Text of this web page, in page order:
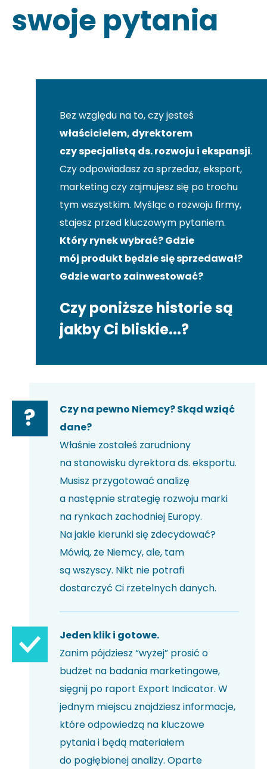
swoje pytania
Bez względu na to, czy jesteś
właścicielem, dyrektorem
czy specjalistą ds. rozwoju i ekspansji.
Czy odpowiadasz za sprzedaż, eksport,
marketing czy zajmujesz się po trochu
tym wszystkim. Myśląc o rozwoju firmy,
stajesz przed kluczowym pytaniem.
Który rynek wybrać? Gdzie
mój produkt będzie się sprzedawał?
Gdzie warto zainwestować?
Czy poniższe historie są
jakby Ci bliskie...?
?
Czy na pewno Niemcy? Skąd wziąć
dane?
Właśnie zostałeś zarudniony
na stanowisku dyrektora ds. eksportu.
Musisz przygotować analizę
a następnie strategię rozwoju marki
na rynkach zachodniej Europy.
Na jakie kierunki się zdecydować?
Mówią, że Niemcy, ale, tam
są wszyscy. Nikt nie potrafi
dostarczyć Ci rzetelnych danych.
Jeden klik i gotowe.
Zanim pójdziesz “wyżej” prosić o
budżet na badania marketingowe,
sięgnij po raport Export Indicator. W
jednym miejscu znajdziesz informacje,
które odpowiedzą na kluczowe
pytania i będą materiałem
do pogłębionej analizy. Oparte